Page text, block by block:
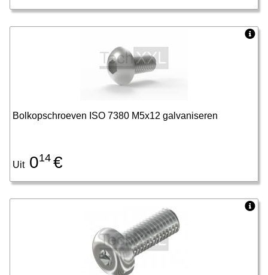
Bolkopschroeven ISO 7380 M5x12 galvaniseren
Uit014 €